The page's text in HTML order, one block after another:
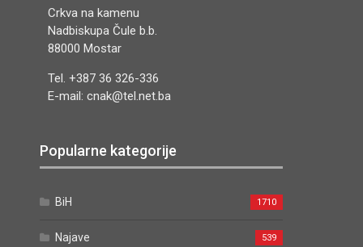
Crkva na kamenu
Nadbiskupa Čule b.b.
88000 Mostar
Tel. +387 36 326-336
E-mail: cnak@tel.net.ba
Popularne kategorije
BiH 1710
Najave 539